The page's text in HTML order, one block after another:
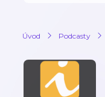
Úvod Podcasty